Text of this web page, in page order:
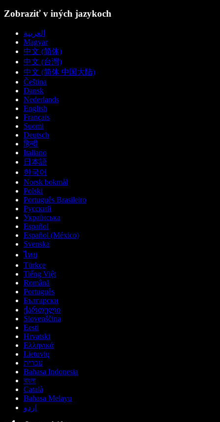
Zobraziť v iných jazykoch
العربية
Magyar
中文 (简体)
中文 (台灣)
中文 (简体 中国大陆)
Čeština
Dansk
Nederlands
English
Français
Suomi
Deutsch
हिन्दी
Italiano
日本語
한국어
Norsk bokmål
Polski
Português Brasileiro
Русский
Українська
Español
Español (México)
Svenska
ไทย
Türkçe
Tiếng Việt
Română
Português
Български
ქართული
Slovenščina
Eesti
Hrvatski
Ελληνικά
Lietuvių
עברית
Bahasa Indonesia
বাংলা
Català
Bahasa Melayu
اردو